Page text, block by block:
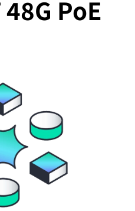
前是空的
买
PoE